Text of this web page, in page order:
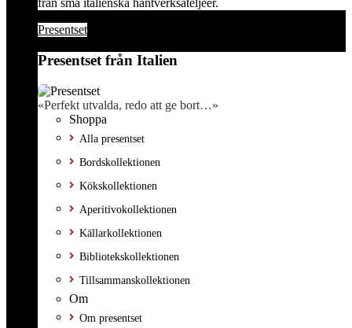
från små italienska hantverksateljéer.
Presentset
Presentset från Italien
«Perfekt utvalda, redo att ge bort…»
Shoppa
Alla presentset
Bordskollektionen
Kökskollektionen
Aperitivokollektionen
Källarkollektionen
Bibliotekskollektionen
Tillsammanskollektionen
Om
Om presentset